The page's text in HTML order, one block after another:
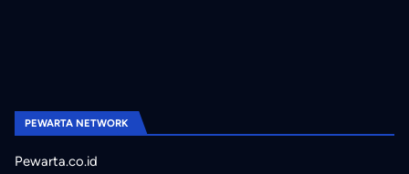
PEWARTA NETWORK
Pewarta.co.id